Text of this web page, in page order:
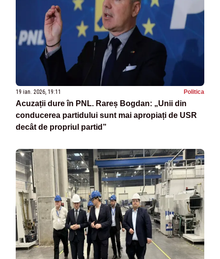
19 ian. 2026, 19:11 Politica
Acuzații dure în PNL. Rareș Bogdan: „Unii din
conducerea partidului sunt mai apropiați de USR
decât de propriul partid”